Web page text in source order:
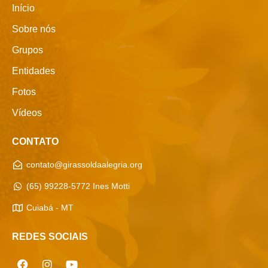
Início
Sobre nós
Grupos
Entidades
Fotos
Vídeos
CONTATO
contato@girassoldaalegria.org
(65) 99228-5772 Ines Motti
Cuiabá - MT
REDES SOCIAIS